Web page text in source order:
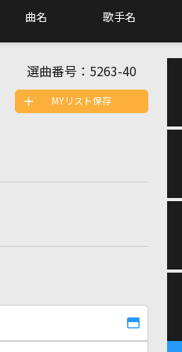
曲名 歌手名
選曲番号： 5263-40
MYリスト保存